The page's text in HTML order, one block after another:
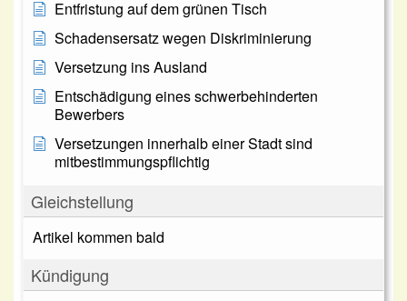
Entfristung auf dem grünen Tisch
Schadensersatz wegen Diskriminierung
Versetzung ins Ausland
Entschädigung eines schwerbehinderten
Bewerbers
Versetzungen innerhalb einer Stadt sind
mitbestimmungspflichtig
Gleichstellung
Artikel kommen bald
Kündigung